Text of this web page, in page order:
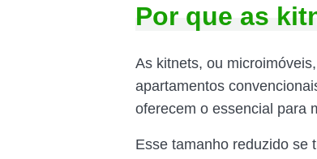
Por que as
As kitnets, ou
apartamentos
oferecem o essencial para
Esse tamanho reduzido se